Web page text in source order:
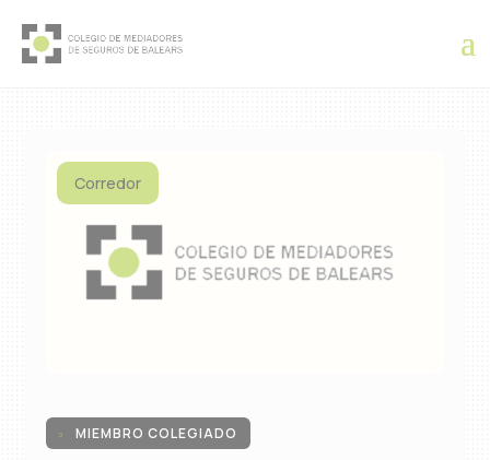
Corredor
 MIEMBRO COLEGIADO